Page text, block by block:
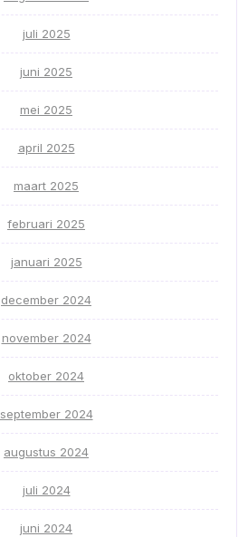
juli 2025
juni 2025
mei 2025
april 2025
maart 2025
februari 2025
januari 2025
december 2024
november 2024
oktober 2024
september 2024
augustus 2024
juli 2024
juni 2024